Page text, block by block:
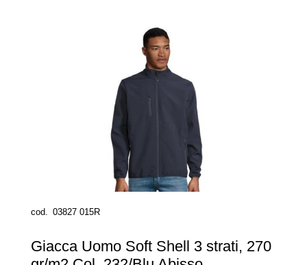
cod. 03827 015R
Giacca Uomo Soft Shell 3 strati, 270